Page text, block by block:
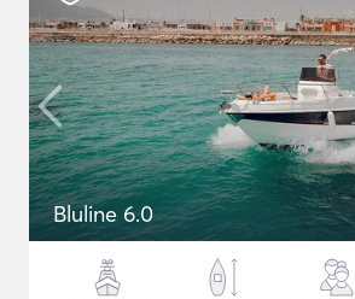
Bluline 6.0